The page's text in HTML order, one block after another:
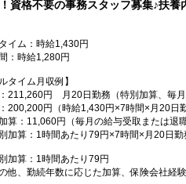
資格不要の事務スタッフ募集♪扶
イム：時給1,430円
：時給1,280円
タイム月収例】
211,260円 月20日勤務（特別加算、毎
200,200円（時給1,430円×7時間×月20日勤
算：11,060円（毎月の給与受取または退
別加算：1時間あたり79円×7時間×月20日勤
加算：1時間あたり79円
他、勤続年数に応じた加算、保険会社経